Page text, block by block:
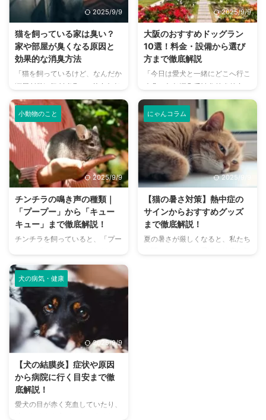
2025/9/9
猫を飼っている家は臭い？
家や部屋が臭くなる原因と
効果的な消臭方法
「猫を飼っているけど、なんだか
部屋が臭い気がする…」そんなお
悩みはありませんか？猫との暮ら
しは幸せで満ちていますが、独特
のにおいが気になるという飼い主
さんは少なくありません。 特
に、来客時などは「うちのにお
い、大丈夫かな？」と不安に感じ
てしまうこともあるでしょう。
この記事では、猫のにおいの原因
を根本から突き止め、トイレ、
体、部屋など、場所別に具体的な
消臭対策を徹底的に解説します。
さらに、猫と飼い主さん両方にと
って快適な消臭グッズの選び方ま
の情報を網羅的にご紹介します。
今 ...
2025/9/9
大阪のおすすめドッグラン
10選！料金・設備から選び
方まで徹底解説
「今日は愛犬と一緒にどこへ行こ
う？」とお悩みではありません
か？大阪には、広大な敷地でのび
のびと遊べるドッグランから、都
心でアクセスしやすい便利な施設
まで、魅力的なドッグランがたく
さんあります。 しかし、「初め
てドッグランに行くから不安」
「どの施設が愛犬に合っているか
わからない」という方も多いので
はないでしょうか。 この記事で
は、大阪府内にある人気のドッグ
ランを厳選し、料金、広さ、利用
条件、設備など、気になる情報を
網羅的に解説します。 さらに、
小動物のこと
2025/9/9
チンチラの鳴き声の種類｜
「プープー」から「キュー
キュー」まで徹底解説！
チンチラを飼っていると、「プー
まざまな鳴き声が聞こえてくるこ
とがありますよね。 チンチラは
犬や猫のように鳴き声で感情を表
現するため、その鳴き声の意味を
理解することは、愛チンチラとの
関係を深める上で非常に大切で
す。 この記事では、チンチラの
代表的な鳴き声の種類とその意味
鳴き声からわかるストレスや病気
のサイン、チンチラが鳴く理由を
理解して良好な関係を築くための
ヒントもご紹介します。 この記
にゃんコラム
2025/9/9
【猫の暑さ対策】熱中症の
サインからおすすめグッズ
まで徹底解説！
夏の暑さが厳しくなると、私たち
犬の病気・健康
2025/9/9
【犬の結膜炎】症状や原因
から病院に行く目安まで徹
底解説！
愛犬の目が赤く充血していたり、